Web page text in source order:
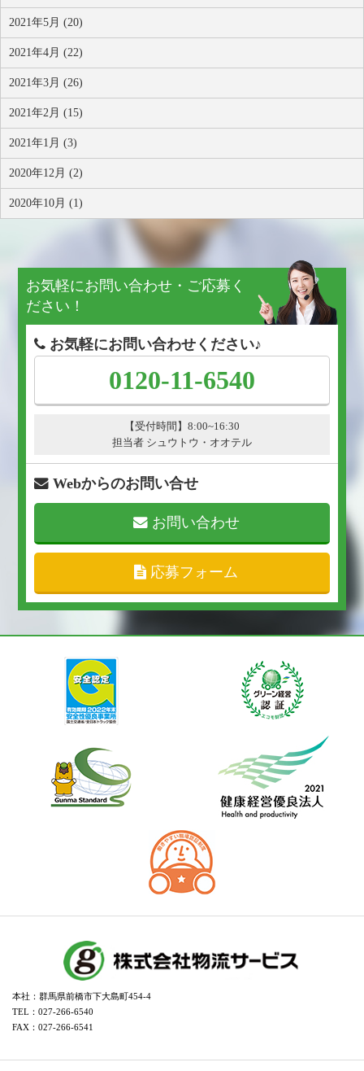
2021年5月 (20)
2021年4月 (22)
2021年3月 (26)
2021年2月 (15)
2021年1月 (3)
2020年12月 (2)
2020年10月 (1)
お気軽にお問い合わせ・ご応募く
ださい！
お気軽にお問い合わせください♪
0120-11-6540
【受付時間】8:00~16:30
担当者 シュウトウ・オオテル
Webからのお問い合せ
お問い合わせ
応募フォーム
本社：群馬県前橋市下大島町454-4
TEL：027-266-6540
FAX：027-266-6541